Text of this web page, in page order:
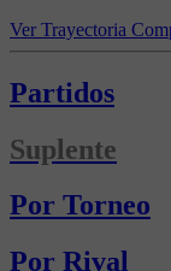
Ver Trayectoria
Partidos
Suplente
Por Torneo
Por Rival